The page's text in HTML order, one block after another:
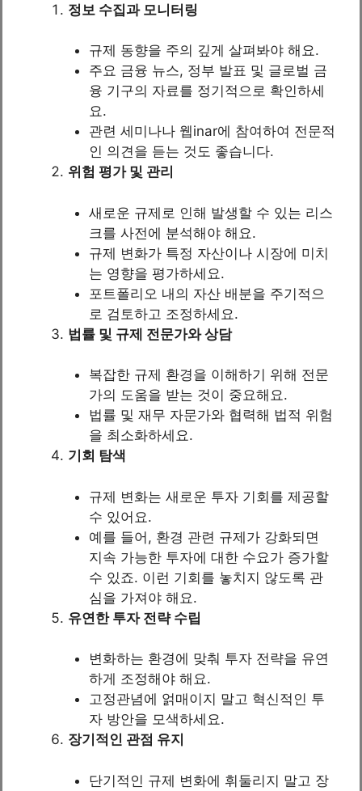
정보 수집과 모니터링
규제 동향을 주의 깊게 살펴봐야 해요.
주요 금융 뉴스, 정부 발표 및 글로벌 금
융 기구의 자료를 정기적으로 확인하세
요.
관련 세미나나 웹inar에 참여하여 전문적
인 의견을 듣는 것도 좋습니다.
위험 평가 및 관리
새로운 규제로 인해 발생할 수 있는 리스
크를 사전에 분석해야 해요.
규제 변화가 특정 자산이나 시장에 미치
는 영향을 평가하세요.
포트폴리오 내의 자산 배분을 주기적으
로 검토하고 조정하세요.
법률 및 규제 전문가와 상담
복잡한 규제 환경을 이해하기 위해 전문
가의 도움을 받는 것이 중요해요.
법률 및 재무 자문가와 협력해 법적 위험
을 최소화하세요.
기회 탐색
규제 변화는 새로운 투자 기회를 제공할
수 있어요.
예를 들어, 환경 관련 규제가 강화되면
지속 가능한 투자에 대한 수요가 증가할
수 있죠. 이런 기회를 놓치지 않도록 관
심을 가져야 해요.
유연한 투자 전략 수립
변화하는 환경에 맞춰 투자 전략을 유연
하게 조정해야 해요.
고정관념에 얽매이지 말고 혁신적인 투
자 방안을 모색하세요.
장기적인 관점 유지
단기적인 규제 변화에 휘둘리지 말고 장